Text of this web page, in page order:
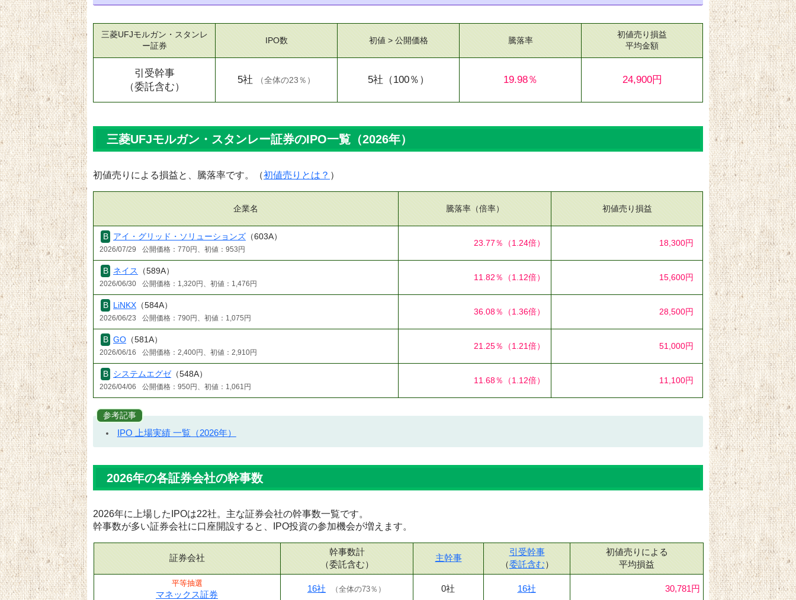
三菱UFJモルガン・スタンレ
ー証券
引受幹事
（委託含む）
IPO数
5社 （全体の23％ ）
初値 > 公開価格
5社 （100％）
騰落率
19.98％
初値売り損益
平均金額
24,900円
三菱UFJモルガン・スタンレー証券のIPO一覧（2026年）
初値売りによる損益と、騰落率です。（初値売りとは？ ）
企業名 騰落率（倍率） 初値売り損益
アイ・グリッド・ソリューションズ （603A）
2026/07/29 公開価格：770円、初値：953円
23.77％ （1.24倍） 18,300円
ネイス （589A）
2026/06/30 公開価格：1,320円、初値：1,476円
11.82％ （1.12倍） 15,600円
LiNKX （584A）
2026/06/23 公開価格：790円、初値：1,075円
36.08％ （1.36倍） 28,500円
GO （581A）
2026/06/16 公開価格：2,400円、初値：2,910円
21.25％ （1.21倍） 51,000円
システムエグゼ（548A）
2026/04/06 公開価格：950円、初値：1,061円
11.68％ （1.12倍） 11,100円
参考記事
IPO 上場実績 一覧（2026年）
2026年の各証券会社の幹事数
2026年に上場したIPOは22社。主な証券会社の幹事数一覧です。
幹事数が多い証券会社に口座開設すると、IPO投資の参加機会が増えます。
証券会社
幹事数計
（委託含む）
主幹事
引受幹事
（委託含む）
初値売りによる
平均損益
平等抽選
マネックス証券
16社 （全体の73％ ） 0社 16社 30,781円